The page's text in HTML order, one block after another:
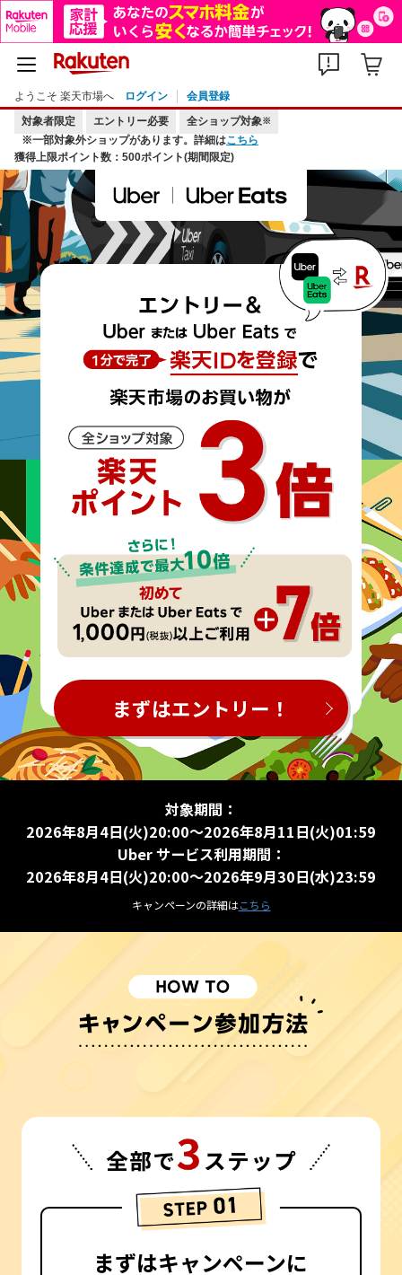
ようこそ 楽天市場へ ログイン
会員登録
対象者限定
エントリー必要 全ショップ対象※
※一部対象外ショップがあります。詳細はこちら
獲得上限ポイント数：500ポイント(期間限定)
まずはエントリー！
対象期間：
2026年8月4日(火)20:00～2026年8月11日(火)01:59
Uber サービス利用期間：
2026年8月4日(火)20:00～2026年9月30日(水)23:59
キャンペーンの詳細はこちら
まずはキャンペーンに